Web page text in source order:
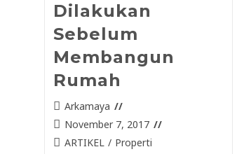
Dilakukan
Sebelum
Membangun
Rumah
Arkamaya
November 7, 2017
ARTIKEL / Properti